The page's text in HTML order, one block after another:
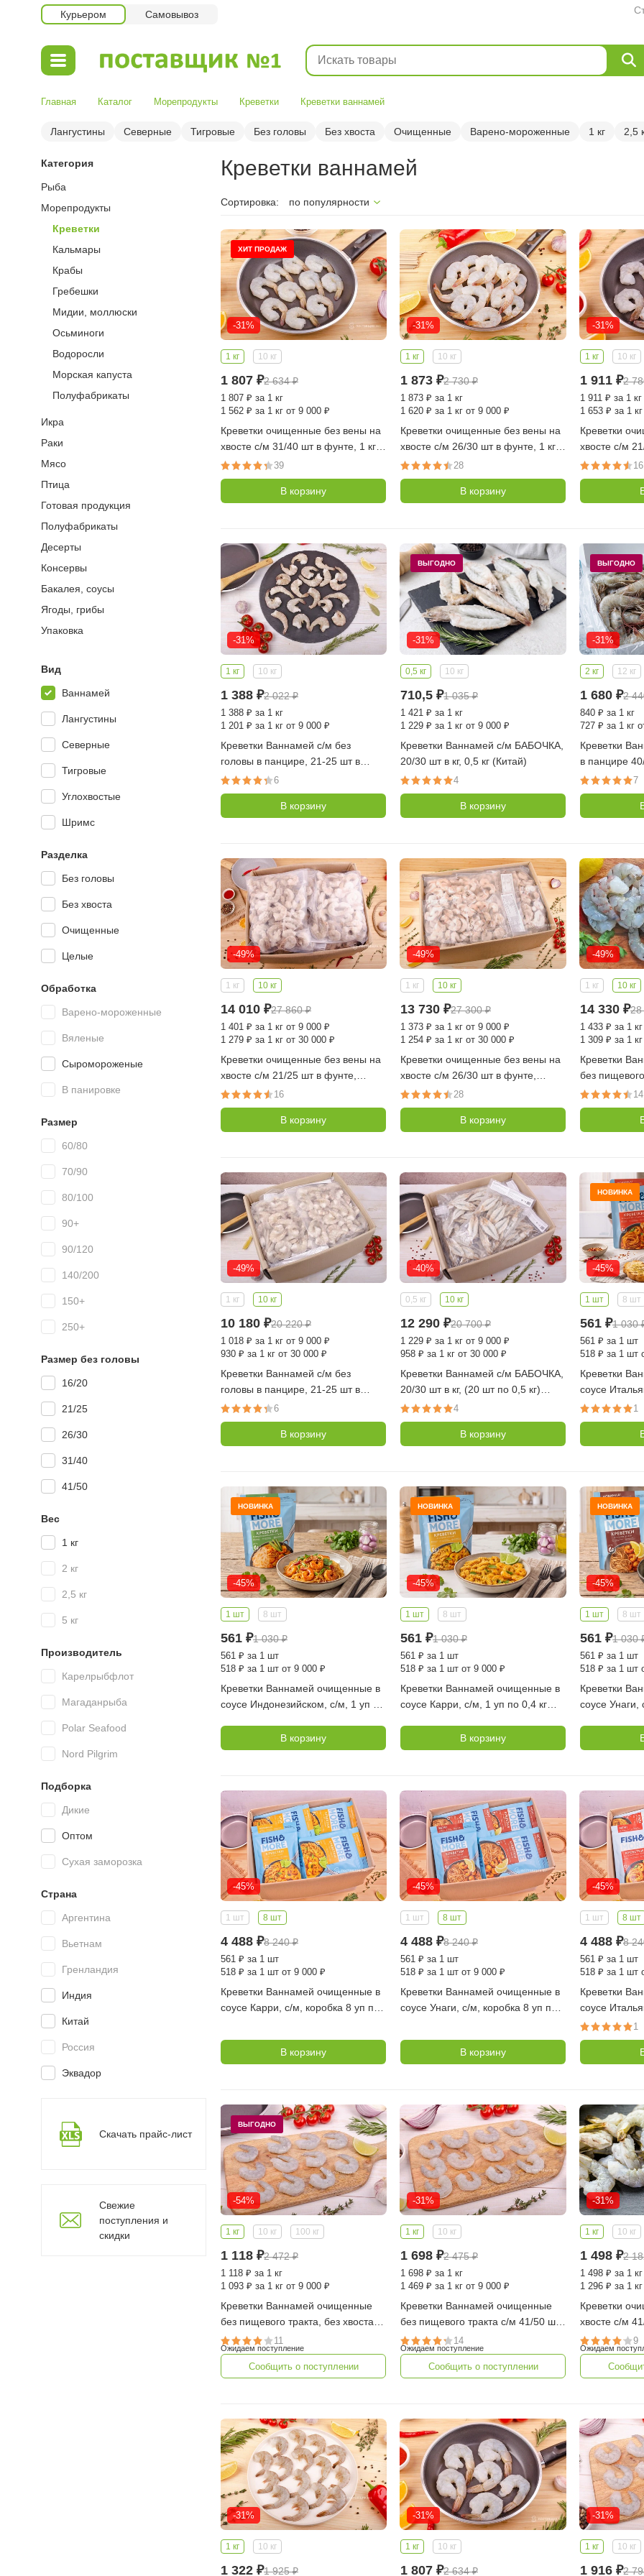
Курьером Самовывоз
Главная Каталог Морепродукты Креветки Креветки ваннамей
Лангустины Северные Тигровые Без головы Без хвоста Очищенные Варено-мороженные 1 кг 2,5
Категория
Рыба
Морепродукты
Креветки
Кальмары
Крабы
Гребешки
Мидии, моллюски
Осьминоги
Водоросли
Морская капуста
Полуфабрикаты
Икра
Раки
Мясо
Птица
Готовая продукция
Полуфабрикаты
Десерты
Консервы
Бакалея, соусы
Ягоды, грибы
Упаковка
Вид
Ваннамей
Лангустины
Северные
Тигровые
Углохвостые
Шримс
Разделка
Без головы
Без хвоста
Очищенные
Целые
Обработка
Варено-мороженные
Вяленые
Сыромороженые
В панировке
Размер
60/80
70/90
80/100
90+
90/120
140/200
150+
250+
Размер без головы
16/20
21/25
26/30
31/40
41/50
Вес
1 кг
2 кг
2,5 кг
5 кг
Производитель
Карелрыбфлот
Магаданрыба
Polar Seafood
Nord Pilgrim
Подборка
Дикие
Оптом
Сухая заморозка
Страна
Аргентина
Вьетнам
Гренландия
Индия
Китай
Россия
Эквадор
Скачать прайс-лист
Свежие
поступления и
скидки
Креветки ваннамей
Сортировка: по популярности
ХИТ ПРОДАЖ
-31%
1 кг 10 кг
1 807 ₽2 634₽
1 807 ₽ за 1 кг
1 562 ₽ за 1 кг от 9 000 ₽
Креветки очищенные без вены на
хвосте с/м 31/40 шт в фунте, 1 кг
(Индия)
39
В корзину
-31%
1 кг 10 кг
1 873 ₽2 730₽
1 873 ₽ за 1 кг
1 620 ₽ за 1 кг от 9 000 ₽
Креветки очищенные без вены на
хвосте с/м 26/30 шт в фунте, 1 кг
(Индия)
28
В корзину
-31%
1 кг 10 кг
1 911 ₽2
1 911 ₽ за 1 кг
1 653 ₽ за 1
Креветки
хвосте с/м
(Индия)
16
-31%
1 кг 10 кг
1 388 ₽2 022₽
1 388 ₽ за 1 кг
1 201 ₽ за 1 кг от 9 000 ₽
Креветки Ваннамей с/м без
головы в панцире, 21-25 шт в
фунте, 1 кг (45-56 шт в
килограмме, Индия)
6
В корзину
ВЫГОДНО
-31%
0,5 кг 10 кг
710,5 ₽1 035₽
1 421 ₽ за 1 кг
1 229 ₽ за 1 кг от 9 000 ₽
Креветки Ваннамей с/м БАБОЧКА,
20/30 шт в кг, 0,5 кг (Китай)
4
В корзину
ВЫГОДНО
-31%
2 кг 12 кг
1 680 ₽2
840 ₽ за 1 кг
727 ₽ за 1 кг
Креветки
в панцире
кг
7
-49%
1 кг 10 кг
14 010 ₽27 860₽
1 401 ₽ за 1 кг от 9 000 ₽
1 279 ₽ за 1 кг от 30 000 ₽
Креветки очищенные без вены на
хвосте с/м 21/25 шт в фунте,
коробка 10 кг (10 уп по 1 кг,
Индия)
16
В корзину
-49%
1 кг 10 кг
13 730 ₽27 300₽
1 373 ₽ за 1 кг от 9 000 ₽
1 254 ₽ за 1 кг от 30 000 ₽
Креветки очищенные без вены на
хвосте с/м 26/30 шт в фунте,
коробка 10 кг (10 уп по 1 кг,
Индия)
28
В корзину
-49%
1 кг 10 кг
14 330 ₽
1 433 ₽ за 1
1 309 ₽ за 1
Креветки Ваннамей
без пищевого
м 21/25 шт в
(10 уп по 1
14
-49%
1 кг 10 кг
10 180 ₽20 220₽
1 018 ₽ за 1 кг от 9 000 ₽
930 ₽ за 1 кг от 30 000 ₽
Креветки Ваннамей с/м без
головы в панцире, 21-25 шт в
фунте, 10 кг (10 уп по 1 кг, 45-56
шт в килограмме, Индия)
6
В корзину
-40%
0,5 кг 10 кг
12 290 ₽20 700₽
1 229 ₽ за 1 кг от 9 000 ₽
958 ₽ за 1 кг от 30 000 ₽
Креветки Ваннамей с/м БАБОЧКА,
20/30 шт в кг, (20 шт по 0,5 кг)
(Китай) - 10 кг
4
В корзину
НОВИНКА
-45%
1 шт 8 шт
561 ₽1 030
561 ₽ за 1 шт
518 ₽ за 1 шт
Креветки
соусе
0,4 кг (FISH1
НОВИНКА
-45%
1 шт 8 шт
561 ₽1 030₽
561 ₽ за 1 шт
518 ₽ за 1 шт от 9 000 ₽
Креветки Ваннамей очищенные в
соусе Индонезийском, с/м, 1 уп по
В корзину
НОВИНКА
-45%
1 шт 8 шт
561 ₽1 030₽
561 ₽ за 1 шт
518 ₽ за 1 шт от 9 000 ₽
Креветки Ваннамей очищенные в
соусе Карри, с/м, 1 уп по 0,4 кг
В корзину
НОВИНКА
-45%
1 шт 8 шт
561 ₽1 030
561 ₽ за 1 шт
518 ₽ за 1 шт
Креветки
соусе Унаги,
-45%
1 шт 8 шт
4 488 ₽8 240₽
561 ₽ за 1 шт
518 ₽ за 1 шт от 9 000 ₽
Креветки Ваннамей очищенные в
соусе Карри, с/м, коробка 8 уп по
В корзину
-45%
1 шт 8 шт
4 488 ₽8 240₽
561 ₽ за 1 шт
518 ₽ за 1 шт от 9 000 ₽
Креветки Ваннамей очищенные в
соусе Унаги, с/м, коробка 8 уп по
В корзину
-45%
1 шт 8 шт
4 488 ₽8
561 ₽ за 1 шт
518 ₽ за 1 шт
Креветки
соусе
уп по 0,4 кг1
ВЫГОДНО
-54%
1 кг 10 кг 100 кг
1 118 ₽2 472₽
1 118 ₽ за 1 кг
1 093 ₽ за 1 кг от 9 000 ₽
Креветки Ваннамей очищенные
без пищевого тракта, без хвоста с/
м 31/40 шт в фунте, 1 кг (Индия)
11
Ожидаем поступление
Сообщить о поступлении
-31%
1 кг 10 кг
1 698 ₽2 475₽
1 698 ₽ за 1 кг
1 469 ₽ за 1 кг от 9 000 ₽
Креветки Ваннамей очищенные
без пищевого тракта с/м 41/50 шт
в фунте, 1 кг (Индия)
14
Ожидаем поступление
Сообщить о поступлении
-31%
1 кг 10 кг
1 498 ₽2
1 498 ₽ за 1 кг
1 296 ₽ за 1
Креветки
хвосте с/м
(Индия)
9
Ожидаем
-31%
1 кг 10 кг
1 322 ₽1 925₽
-31%
1 кг 10 кг
1 807 ₽2 634₽
-31%
1 кг 10 кг
1 916 ₽2